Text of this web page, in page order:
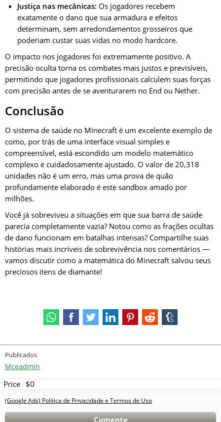
Justiça nas mecânicas: Os jogadores recebem
exatamente o dano que sua armadura e efeitos
determinam, sem arredondamentos grosseiros que
poderiam custar suas vidas no modo hardcore.
O impacto nos jogadores foi extremamente positivo. A
precisão oculta torna os combates mais justos e previsíveis,
permitindo que jogadores profissionais calculem suas forças
com precisão antes de se aventurarem no End ou Nether.
Conclusão
O sistema de saúde no Minecraft é um excelente exemplo de
como, por trás de uma interface visual simples e
compreensível, está escondido um modelo matemático
complexo e cuidadosamente ajustado. O valor de 20,318
unidades não é um erro, mas uma prova de quão
profundamente elaborado é este sandbox amado por
milhões.
Você já sobreviveu a situações em que sua barra de saúde
parecia completamente vazia? Notou como as frações ocultas
de dano funcionam em batalhas intensas? Compartilhe suas
histórias mais incríveis de sobrevivência nos comentários —
vamos discutir como a matemática do Minecraft salvou seus
preciosos itens de diamante!
Publicados
Mceadmin
Price $0
(Google Ads) Política de Privacidade e Termos de Uso
Comente